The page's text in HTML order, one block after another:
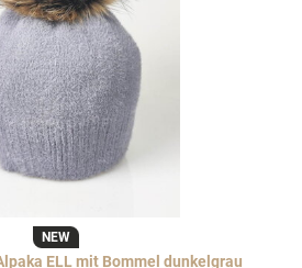
NEW
ELL mit Bommel dunkelgrau